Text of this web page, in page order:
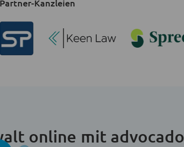
Kanzleien
online mit advocado